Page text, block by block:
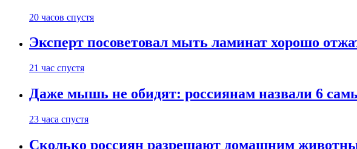
20 часов спустя
Эксперт посоветовал мыть ламинат хорошо
21 час спустя
Даже мышь не обидят: россиянам назвали 6
23 часа спустя
Сколько россиян разрешают домашним